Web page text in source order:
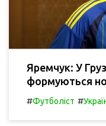
Яремчук: У
формуються
#Футболіст #